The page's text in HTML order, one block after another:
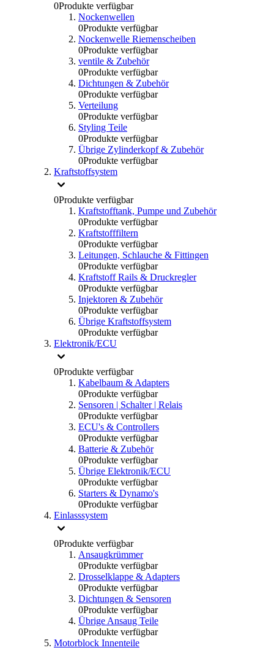
0Produkte verfügbar
Nockenwellen
0Produkte verfügbar
Nockenwelle Riemenscheiben
0Produkte verfügbar
ventile & Zubehör
0Produkte verfügbar
Dichtungen & Zubehör
0Produkte verfügbar
Verteilung
0Produkte verfügbar
Styling Teile
0Produkte verfügbar
Übrige Zylinderkopf & Zubehör
0Produkte verfügbar
Kraftstoffsystem
0Produkte verfügbar
Kraftstofftank, Pumpe und Zubehör
0Produkte verfügbar
Kraftstofffiltern
0Produkte verfügbar
Leitungen, Schlauche & Fittingen
0Produkte verfügbar
Kraftstoff Rails & Druckregler
0Produkte verfügbar
Injektoren & Zubehör
0Produkte verfügbar
Übrige Kraftstoffsystem
0Produkte verfügbar
Elektronik/ECU
0Produkte verfügbar
Kabelbaum & Adapters
0Produkte verfügbar
Sensoren | Schalter | Relais
0Produkte verfügbar
ECU's & Controllers
0Produkte verfügbar
Batterie & Zubehör
0Produkte verfügbar
Übrige Elektronik/ECU
0Produkte verfügbar
Starters & Dynamo's
0Produkte verfügbar
Einlasssystem
0Produkte verfügbar
Ansaugkrümmer
0Produkte verfügbar
Drosselklappe & Adapters
0Produkte verfügbar
Dichtungen & Sensoren
0Produkte verfügbar
Übrige Ansaug Teile
0Produkte verfügbar
Motorblock Innenteile